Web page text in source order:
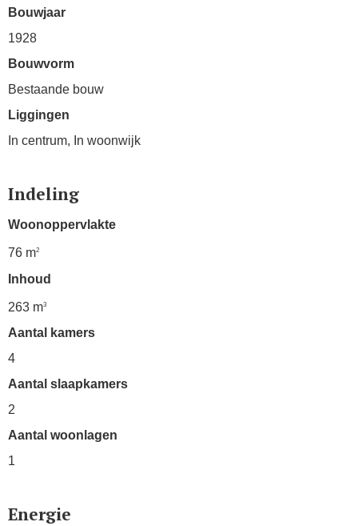
Bouwjaar
1928
Bouwvorm
Bestaande bouw
Liggingen
In centrum, In woonwijk
Indeling
Woonoppervlakte
76 m2
Inhoud
263 m3
Aantal kamers
4
Aantal slaapkamers
2
Aantal woonlagen
1
Energie